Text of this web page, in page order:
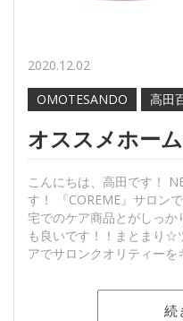
2020.12.02
OMOTESANDO
高田
オススメホー
こんにちは、高田です！
す！ 『COREME』サロン
宅でのケア商品とがしっ
も良いです！！まとまり
アでサロンクオリティーを
続